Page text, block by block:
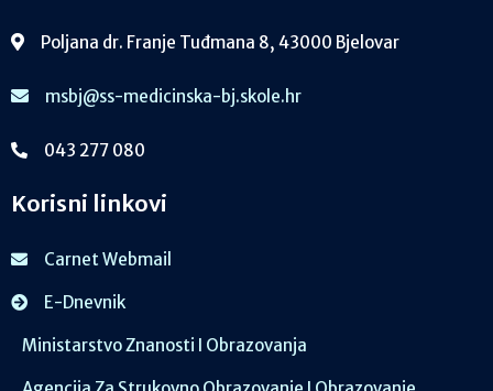
Poljana dr. Franje Tuđmana 8, 43000 Bjelovar
msbj@ss-medicinska-bj.skole.hr
043 277 080
Korisni linkovi
Carnet Webmail
E-Dnevnik
Ministarstvo Znanosti I Obrazovanja